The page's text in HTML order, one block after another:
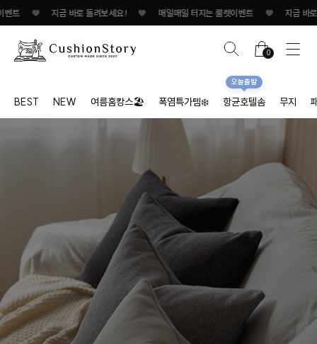
지금 바로 돌려보세요! ♥ 매일매일 터지는 룰렛이벤트 ♥ 지금 바로 돌려보
0
BEST NEW 여름홈캉스🏖 폭염특가템❄️ 항균호텔솜
오늘출발
무지